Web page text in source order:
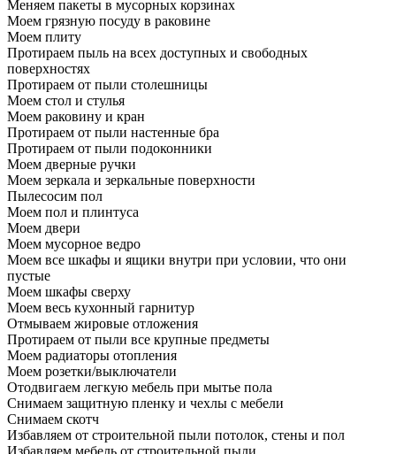
Меняем пакеты в мусорных корзинах
Моем грязную посуду в раковине
Моем плиту
Протираем пыль на всех доступных и свободных
поверхностях
Протираем от пыли столешницы
Моем стол и стулья
Моем раковину и кран
Протираем от пыли настенные бра
Протираем от пыли подоконники
Моем дверные ручки
Моем зеркала и зеркальные поверхности
Пылесосим пол
Моем пол и плинтуса
Моем двери
Моем мусорное ведро
Моем все шкафы и ящики внутри при условии, что они
пустые
Моем шкафы сверху
Моем весь кухонный гарнитур
Отмываем жировые отложения
Протираем от пыли все крупные предметы
Моем радиаторы отопления
Моем розетки/выключатели
Отодвигаем легкую мебель при мытье пола
Снимаем защитную пленку и чехлы с мебели
Снимаем скотч
Избавляем от строительной пыли потолок, стены и пол
Избавляем мебель от строительной пыли